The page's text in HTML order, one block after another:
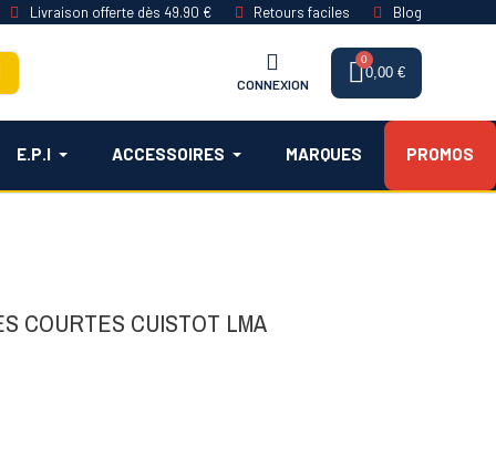
Livraison offerte dès 49.90 € Retours faciles Blog
CONNEXION
0,00 €
E.P.I ACCESSOIRES MARQUES PROMOS
COURTES CUISTOT LMA